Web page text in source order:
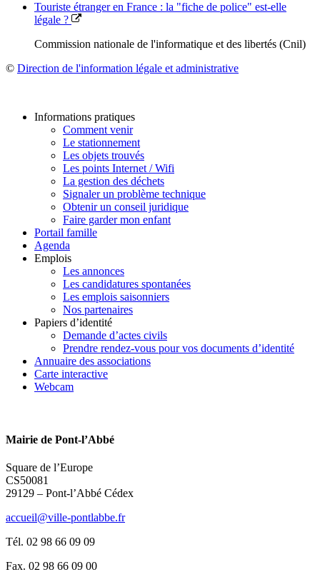
Touriste étranger en France : la "fiche de police" est-elle
légale ?
Commission nationale de l'informatique et des libertés (Cnil)
© Direction de l'information légale et administrative
Informations pratiques
Comment venir
Le stationnement
Les objets trouvés
Les points Internet / Wifi
La gestion des déchets
Signaler un problème technique
Obtenir un conseil juridique
Faire garder mon enfant
Portail famille
Agenda
Emplois
Les annonces
Les candidatures spontanées
Les emplois saisonniers
Nos partenaires
Papiers d’identité
Demande d’actes civils
Prendre rendez-vous pour vos documents d’identité
Annuaire des associations
Carte interactive
Webcam
Mairie de Pont-l’Abbé
Square de l’Europe
CS50081
29129 – Pont-l’Abbé Cédex
accueil@ville-pontlabbe.fr
Tél. 02 98 66 09 09
Fax. 02 98 66 09 00